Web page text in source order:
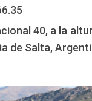
40, a la
de Salta,